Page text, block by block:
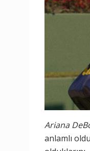
Ariana
anlamlı